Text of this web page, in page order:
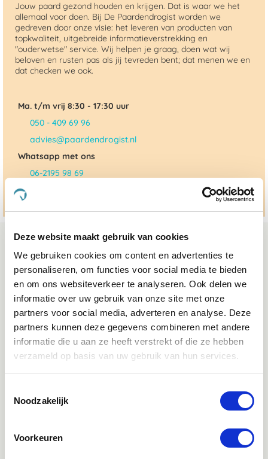
Deze website maakt gebruik van cookies
We gebruiken cookies om content en advertenties te
personaliseren, om functies voor social media te bieden
en om ons websiteverkeer te analyseren. Ook delen we
informatie over uw gebruik van onze site met onze
partners voor social media, adverteren en analyse. Deze
partners kunnen deze gegevens combineren met andere
informatie die u aan ze heeft verstrekt of die ze hebben
verzameld op basis van uw gebruik van hun services.
Noodzakelijk
Voorkeuren
Jouw paard gezond houden en krijgen. Dat is waar we het
allemaal voor doen. Bij De Paardendrogist worden we
gedreven door onze visie: het leveren van producten van
topkwaliteit, uitgebreide informatieverstrekking en
"ouderwetse" service. Wij helpen je graag, doen wat wij
beloven en rusten pas als jij tevreden bent; dat menen we en
dat checken we ook.
Ma. t/m vrij 8:30 - 17:30 uur
050 - 409 69 96
advies@paardendrogist.nl
Whatsapp met ons
06-2195 98 69
Klantenservice bereikbaarheid:
Ma - Vrij 8:30 - 17:30 uur
App:06-21959869 onze klantenservice
Facebook